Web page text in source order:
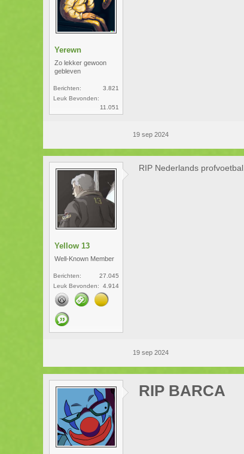
Yerewn
Zo lekker gewoon
gebleven
Berichten:
3.821
Leuk Bevonden:
11.051
19 sep 2024
Yellow 13
Well-Known Member
Berichten:
27.045
Leuk Bevonden:
4.914
RIP Nederlands profvoetbal.
19 sep 2024
RIP BARCA